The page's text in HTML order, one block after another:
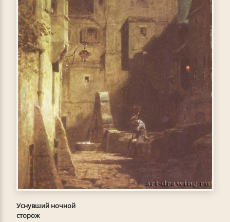
Уснувший ночной
сторож